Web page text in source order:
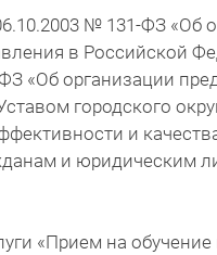
№ 131-ФЗ «Об
в Российской
«Об организации
городского
и
и юридическим
«Прием на обучение